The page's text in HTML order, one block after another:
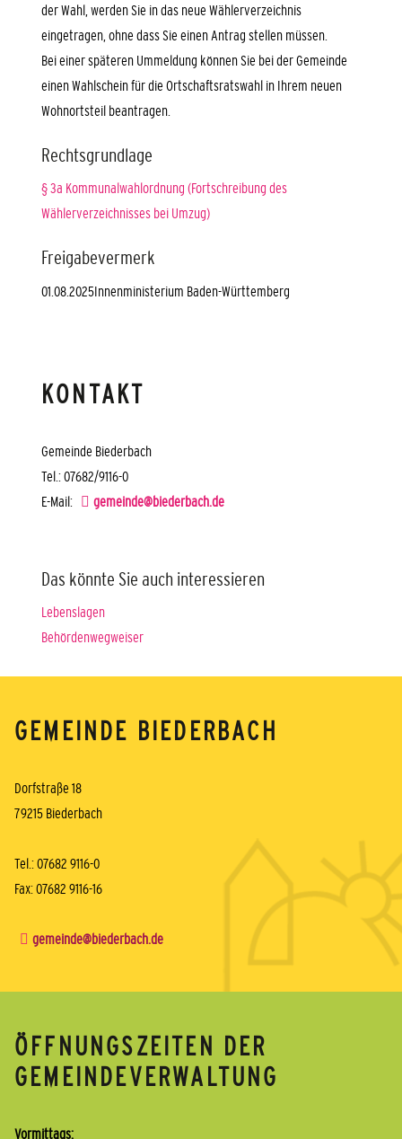
der Wahl, werden Sie in das neue Wählerverzeichnis
eingetragen, ohne dass Sie einen Antrag stellen müssen.
Bei einer späteren Ummeldung können Sie bei der Gemeinde
einen Wahlschein für die Ortschaftsratswahl in Ihrem neuen
Wohnortsteil beantragen.
Rechtsgrundlage
§ 3a Kommunalwahlordnung (Fortschreibung des
Wählerverzeichnisses bei Umzug)
Freigabevermerk
01.08.2025Innenministerium Baden-Württemberg
KONTAKT
Gemeinde Biederbach
Tel.: 07682/9116-0
E-Mail:
gemeinde@biederbach.de
Das könnte Sie auch interessieren
Lebenslagen
Behördenwegweiser
GEMEINDE BIEDERBACH
Dorfstraße 18
79215 Biederbach
Tel.: 07682 9116-0
Fax: 07682 9116-16
gemeinde@biederbach.de
ÖFFNUNGSZEITEN DER
GEMEINDEVERWALTUNG
Vormittags: